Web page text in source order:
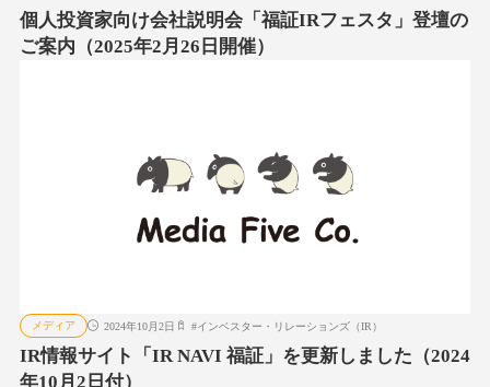
個人投資家向け会社説明会「福証IRフェスタ」登壇の
ご案内（2025年2月26日開催）
メディア 2024年10月2日 #インベスター・リレーションズ（IR）
IR情報サイト「IR NAVI 福証」を更新しました（2024
年10月2日付）